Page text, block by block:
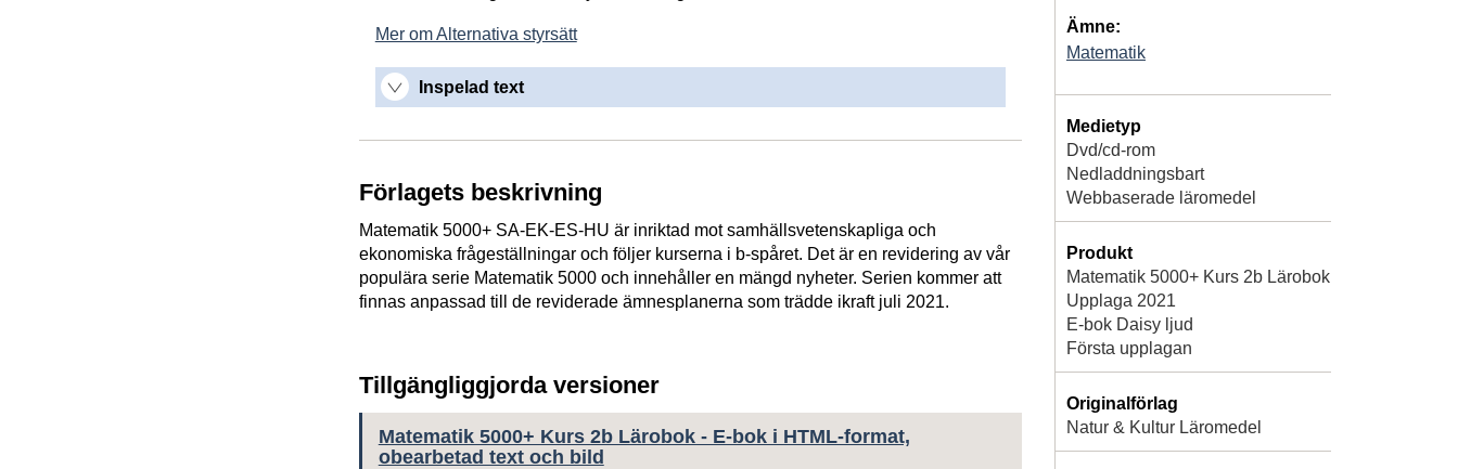
Mer om Alternativa styrsätt
Inspelad text
Förlagets beskrivning
Matematik 5000+ SA-EK-ES-HU är inriktad mot samhällsvetenskapliga och
ekonomiska frågeställningar och följer kurserna i b-spåret. Det är en revidering av vår
populära serie Matematik 5000 och innehåller en mängd nyheter. Serien kommer att
finnas anpassad till de reviderade ämnesplanerna som trädde ikraft juli 2021.
Tillgängliggjorda versioner
Matematik 5000+ Kurs 2b Lärobok - E-bok i HTML-format,
obearbetad text och bild
Ämne:
Matematik
Medietyp
Dvd/cd-rom
Nedladdningsbart
Webbaserade läromedel
Produkt
Matematik 5000+ Kurs 2b Lärobok
Upplaga 2021
E-bok Daisy ljud
Första upplagan
Originalförlag
Natur & Kultur Läromedel